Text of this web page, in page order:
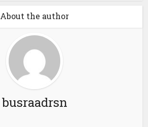
About the author
busraadrsn